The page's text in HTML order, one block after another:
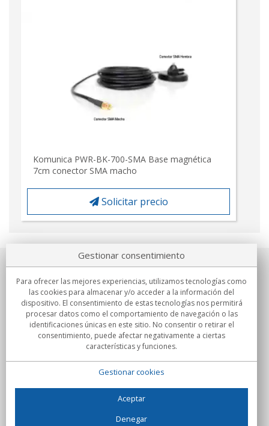
Komunica PWR-BK-700-SMA Base magnética
7cm conector SMA macho
Solicitar precio
Sobre nosotros
Compromisos
Compras
Gestionar consentimiento
Para ofrecer las mejores experiencias, utilizamos tecnologías como
las cookies para almacenar y/o acceder a la información del
dispositivo. El consentimiento de estas tecnologías nos permitirá
procesar datos como el comportamiento de navegación o las
identificaciones únicas en este sitio. No consentir o retirar el
consentimiento, puede afectar negativamente a ciertas
características y funciones.
Gestionar cookies
Aceptar
Denegar